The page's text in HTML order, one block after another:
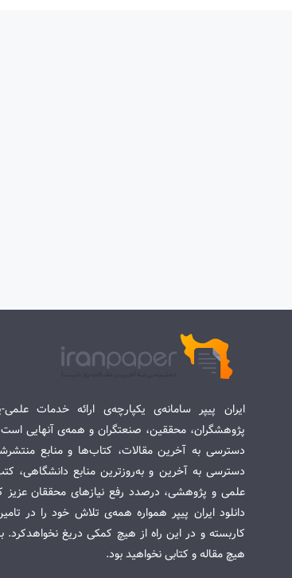
ایران پیپر سامانه‌ی یکپارچه‌ی ارائه خدمات
پژوهشگران، محققین، صنعتگران و همه‌ی آنهایی
دسترسی به آخرین مقالات، کتاب‌ها و منابع
دسترسی به آخرین و به‌روزترین منابع دانشگاهی،
علمی و پژوهشی، درصدد رفع نیازهای محققان
دانلود ایران پیپر همواره همه‌ی تلاش خود را در
کاربسته و در این راه از هیچ کمکی دریغ نخواهدکرد.
هیچ مقاله و کتابی نخواهید بود.